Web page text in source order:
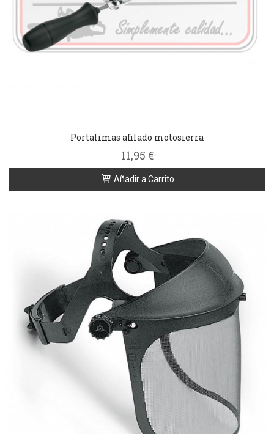
Portalimas afilado motosierra
11,95 €
Añadir a Carrito